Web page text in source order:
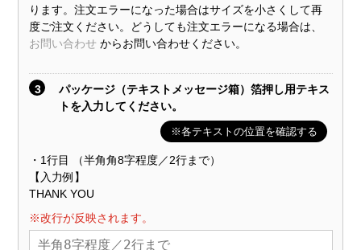
ります。注文エラーになった場合はサイズを小さくして再
度ご注文ください。どうしても注文エラーになる場合は、
お問い合わせ からお問い合わせください。
3
パッケージ（テキストメッセージ箱）箔押し用テキス
トを入力してください。
※各テキストの位置を確認する
・1行目 （半角角8字程度／2行まで）
【入力例】
THANK YOU
※改行が反映されます。